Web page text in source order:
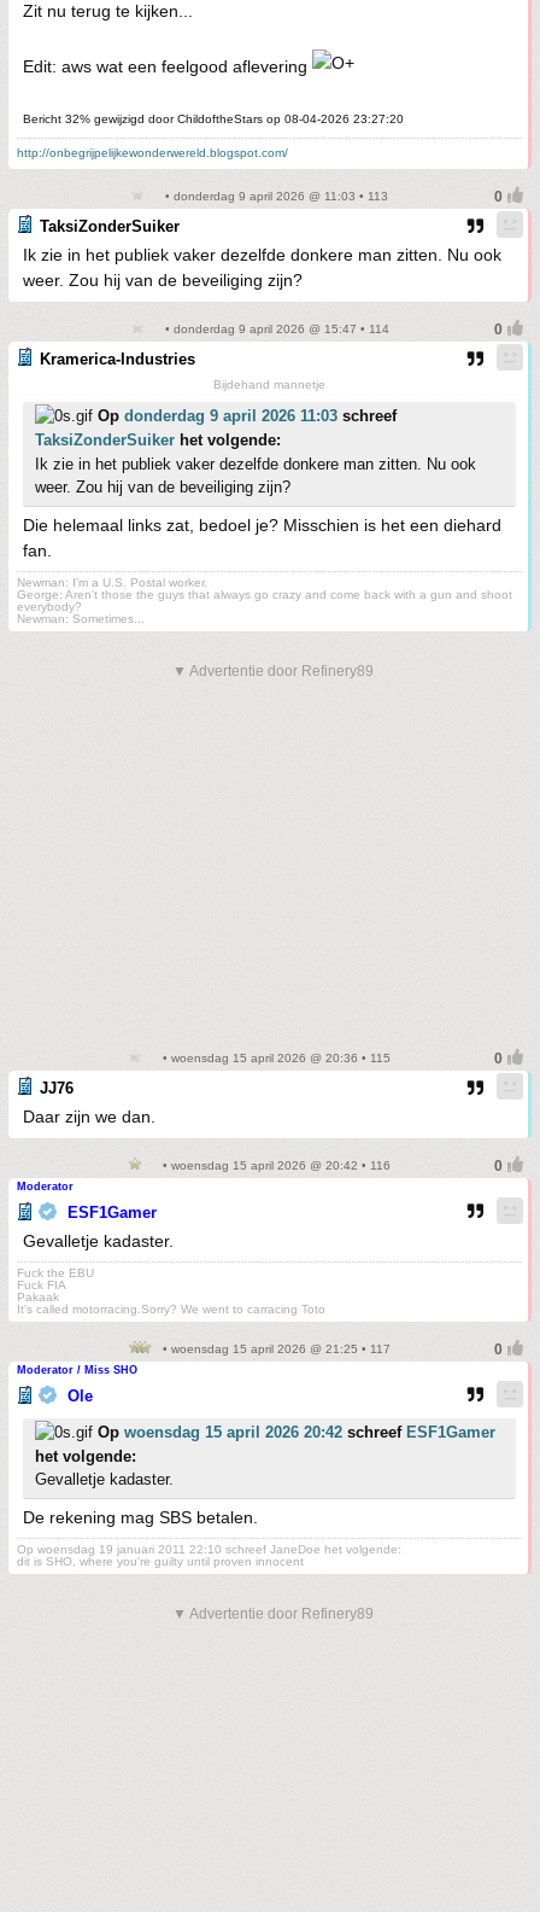
Zit nu terug te kijken...
Edit: aws wat een feelgood aflevering
Bericht 32% gewijzigd door ChildoftheStars op 08-04-2026 23:27:20
http://onbegrijpelijkewonderwereld.blogspot.com/
• donderdag 9 april 2026 @ 11:03 • 113
TaksiZonderSuiker
Ik zie in het publiek vaker dezelfde donkere man zitten. Nu ook
weer. Zou hij van de beveiliging zijn?
• donderdag 9 april 2026 @ 15:47 • 114
Kramerica-Industries
Bijdehand mannetje
Op donderdag 9 april 2026 11:03 schreef
TaksiZonderSuiker het volgende:
Ik zie in het publiek vaker dezelfde donkere man zitten. Nu ook
weer. Zou hij van de beveiliging zijn?
Die helemaal links zat, bedoel je? Misschien is het een diehard
fan.
Newman: I'm a U.S. Postal worker.
George: Aren't those the guys that always go crazy and come back with a gun and shoot
everybody?
Newman: Sometimes...
▼ Advertentie door Refinery89
• woensdag 15 april 2026 @ 20:36 • 115
JJ76
Daar zijn we dan.
• woensdag 15 april 2026 @ 20:42 • 116
Moderator
ESF1Gamer
Gevalletje kadaster.
Fuck the EBU
Fuck FIA
Pakaak
It's called motorracing.Sorry? We went to carracing Toto
• woensdag 15 april 2026 @ 21:25 • 117
Moderator / Miss SHO
Ole
Op woensdag 15 april 2026 20:42 schreef ESF1Gamer
het volgende:
Gevalletje kadaster.
De rekening mag SBS betalen.
Op woensdag 19 januari 2011 22:10 schreef JaneDoe het volgende:
dit is SHO, where you're guilty until proven innocent
▼ Advertentie door Refinery89